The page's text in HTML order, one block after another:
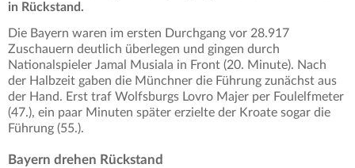
in Rückstand.
Die Bayern waren im ersten Durchgang vor 28.917
Zuschauern deutlich überlegen und gingen durch
Nationalspieler Jamal Musiala in Front (20. Minute). Nach
der Halbzeit gaben die Münchner die Führung zunächst aus
der Hand. Erst traf Wolfsburgs Lovro Majer per Foulelfmeter
(47.), ein paar Minuten später erzielte der Kroate sogar die
Führung (55.).
Bayern drehen Rückstand